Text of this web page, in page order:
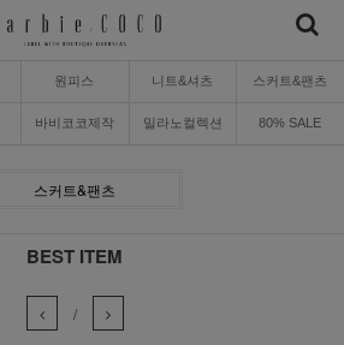
원피스 니트&셔츠 스커트&팬츠
바비코코제작 밀라노컬렉션 80% SALE
스커트&팬츠
BEST ITEM
/